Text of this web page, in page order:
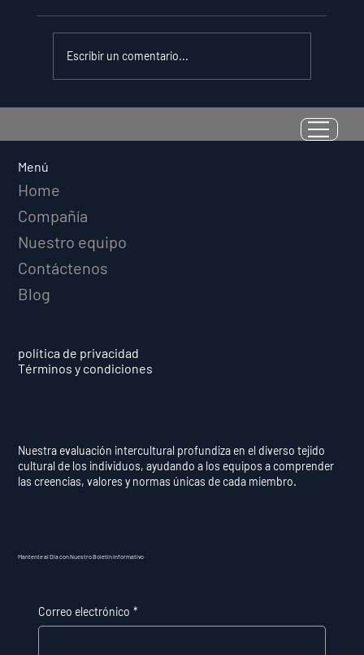
[Webinar] Equipo Intercultural: Un
Manual Práctico sobre Lenguaje,
Escribir un comentario...
Menú
Home
Compañía
Nuestro equipo
Contáctenos
Blog
política de privacidad
Términos y condiciones
Nuestra evaluación intercultural profundiza en el diverso tejido
cultural de los individuos, ayudando a los equipos a comprender
las creencias, valores y normas únicas de cada miembro.
Mantente al Día con Nuestro Boletín Informativo
Correo electrónico *